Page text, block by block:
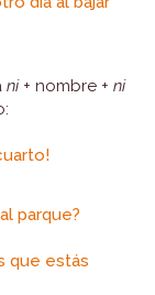
ni + nombre + ni
parque?
que estás